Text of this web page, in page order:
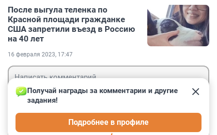
После выгула теленка по
Красной площади гражданке
США запретили въезд в Россию
на 40 лет
16 февраля 2023, 17:47
Получай награды за комментарии и другие
задания!
Подробнее в профиле